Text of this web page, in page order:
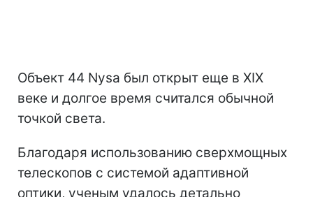
Объект 44 Nysa был открыт еще в XIX
веке и долгое время считался обычной
точкой света.
Благодаря использованию сверхмощных
телескопов с системой адаптивной
оптики, ученым удалось детально